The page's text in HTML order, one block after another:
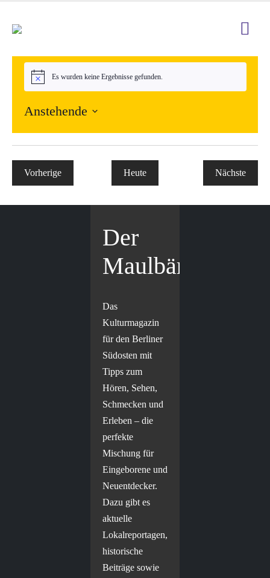
HinweisEs wurden keine Ergebnisse gefunden.
Anstehende
wählen.
Vorherige
Veranstaltungen
Heute
Nächste
Der
Maulbär
Das
Kulturmagazin
für den Berliner
Südosten mit
Tipps zum
Hören, Sehen,
Schmecken und
Erleben – die
perfekte
Mischung für
Eingeborene und
Neuentdecker.
Dazu gibt es
aktuelle
Lokalreportagen,
historische
Beiträge sowie